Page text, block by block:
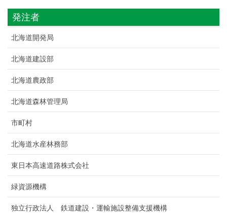
発注者
北海道開発局
北海道建設部
北海道農政部
北海道森林管理局
市町村
北海道水産林務部
東日本高速道路株式会社
緑資源機構
独立行政法人 鉄道建設・運輸施設整備支援機構